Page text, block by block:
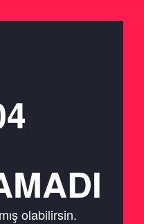
olabilirsin.